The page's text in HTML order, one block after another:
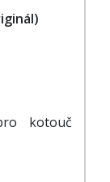
kotouč